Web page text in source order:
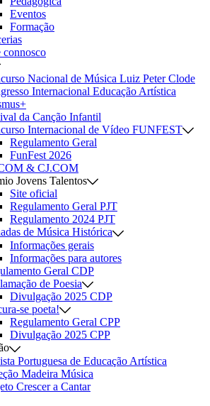
Eventos
Formação
connosco
Nacional de Música Luiz Peter Clode
Internacional Educação Artística
da Canção Infantil
Internacional de Vídeo FUNFEST
Regulamento Geral
FunFest 2026
& CJ.COM
Jovens Talentos
Site oficial
Regulamento Geral PJT
Regulamento 2024 PJT
de Música Histórica
Informações gerais
Informações para autores
Geral CDP
de Poesia
Divulgação 2025 CDP
se poeta!
Regulamento Geral CPP
Divulgação 2025 CPP
Portuguesa de Educação Artística
Madeira Música
Crescer a Cantar